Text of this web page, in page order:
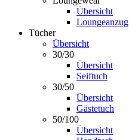
Übersicht
Loungeanzug
Tücher
Übersicht
30/30
Übersicht
Seiftuch
30/50
Übersicht
Gästetuch
50/100
Übersicht